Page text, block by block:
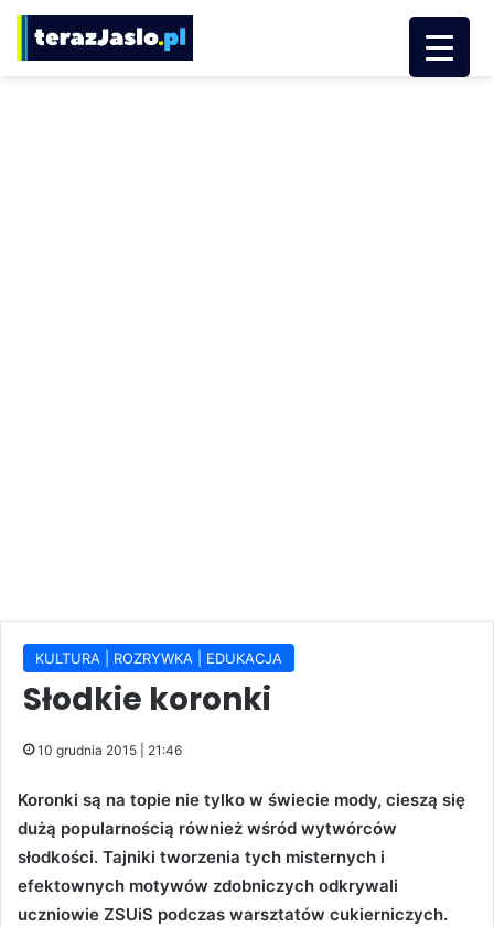
KULTURA | ROZRYWKA | EDUKACJA
Słodkie koronki
10 grudnia 2015 | 21:46
Koronki są na topie nie tylko w świecie mody, cieszą się
dużą popularnością również wśród wytwórców
słodkości. Tajniki tworzenia tych misternych i
efektownych motywów zdobniczych odkrywali
uczniowie ZSUiS podczas warsztatów cukierniczych.